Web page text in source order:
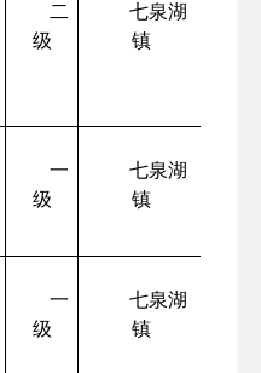
二
级
七泉湖
镇
一
级
七泉湖
镇
一
级
七泉湖
镇